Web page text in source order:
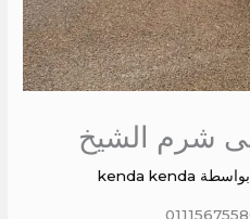
شرم الشيخ
kenda kenda